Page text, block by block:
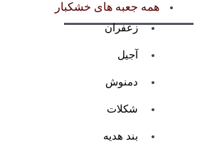
همه جعبه های خشکبار
زعفران
آجیل
دمنوش
شکلات
بند هدیه